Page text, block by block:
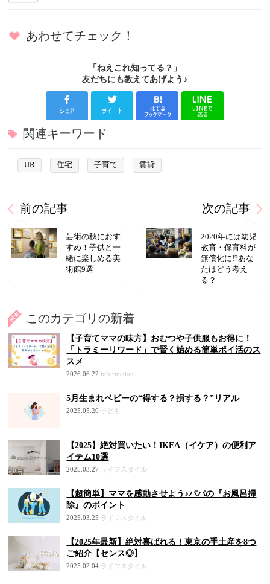
あわせてチェック！
「ねえこれ知ってる？」
友だちにも教えてあげよう♪
関連キーワード
UR 住宅 子育て 賃貸
前の記事
芸術の秋におす
すめ！子供と一
緒に楽しめる美
術館9選
次の記事
2020年には幼児
教育・保育料が
無償化に!?あな
たはどう考え
る？
このカテゴリの新着
【子育てママの味方】おむつや子供服もお得に！
「トラミーリワード」で賢く始める簡単ポイ活のス
スメ
2026.06.22 information
5月生まれベビーの“得する？損する？”リアル
2025.05.20 子ども
【2025】絶対買いたい！IKEA（イケア）の便利ア
イテム10選
2025.03.27 ライフスタイル
【超簡単】ママを感動させよう♪パパの『お風呂掃
除』のポイント
2025.03.25 ライフスタイル
【2025年最新】絶対喜ばれる！東京の手土産を8つ
ご紹介【センス◎】
2025.02.04 ライフスタイル